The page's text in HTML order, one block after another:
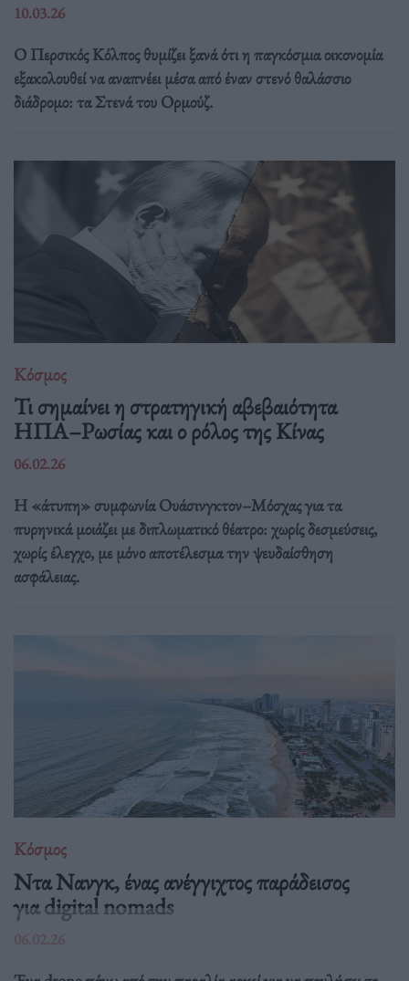
10.03.26
Ο Περσικός Κόλπος θυμίζει ξανά ότι η παγκόσμια οικονομία
εξακολουθεί να αναπνέει μέσα από έναν στενό θαλάσσιο
διάδρομο: τα Στενά του Ορμούζ.
Κόσμος
Τι σημαίνει η στρατηγική αβεβαιότητα
ΗΠΑ–Ρωσίας και ο ρόλος της Κίνας
06.02.26
Η «άτυπη» συμφωνία Ουάσινγκτον–Μόσχας για τα
πυρηνικά μοιάζει με διπλωματικό θέατρο: χωρίς δεσμεύσεις,
χωρίς έλεγχο, με μόνο αποτέλεσμα την ψευδαίσθηση
ασφάλειας.
Κόσμος
Ντα Νανγκ, ένας ανέγγιχτος παράδεισος
για digital nomads